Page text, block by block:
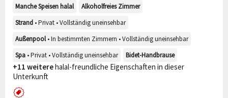
Manche Speisen halal
Alkoholfreies Zimmer
Strand • Privat • Vollständig uneinsehbar
Außenpool• In bestimmten Zimmern • Vollständig uneinsehbar
Spa • Privat • Vollständig uneinsehbar Bidet-Handbrause
+11 weiterehalal-freundliche Eigenschaften in dieser
Unterkunft